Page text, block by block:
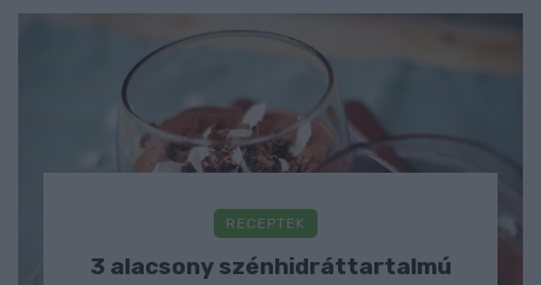
RECEPTEK
3 alacsony szénhidráttartalmú